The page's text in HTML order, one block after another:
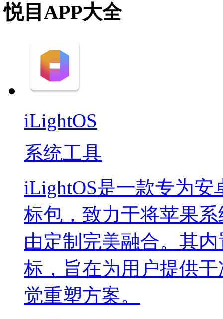
悦目APP大全
iLightOS
系统工具
iLightOS是一款专为安
标包，致力于将苹果
由定制完美融合。其
标，旨在为用户提供
觉重塑方案。